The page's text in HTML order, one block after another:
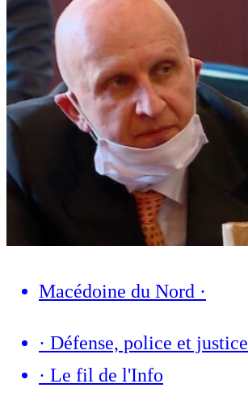
Macédoine du Nord ·
· Défense, police et justice
· Le fil de l'Info